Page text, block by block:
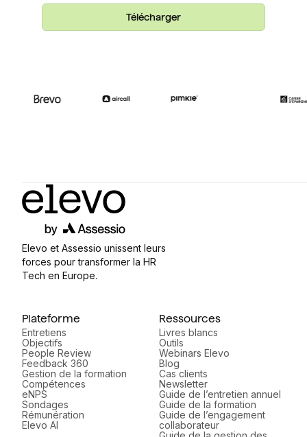
Elevo et Assessio unissent leurs
forces pour transformer la HR
Tech en Europe.
Plateforme
Entretiens
Objectifs
People Review
Feedback 360
Gestion de la formation
Compétences
eNPS
Sondages
Rémunération
Elevo AI
Ressources
Livres blancs
Outils
Webinars Elevo
Blog
Cas clients
Newsletter
Guide de l’entretien annuel
Guide de la formation
Guide de l’engagement
collaborateur